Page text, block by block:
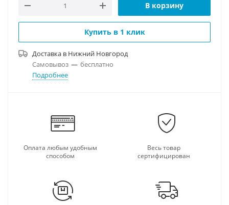
В корзину
Купить в 1 клик
Доставка в Нижний Новгород
Самовывоз — бесплатно
Подробнее
Оплата любым удобным
способом
Весь товар
сертифицирован